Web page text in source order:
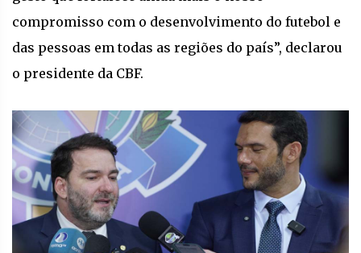
compromisso com o desenvolvimento do futebol e
das pessoas em todas as regiões do país”, declarou
o presidente da CBF.